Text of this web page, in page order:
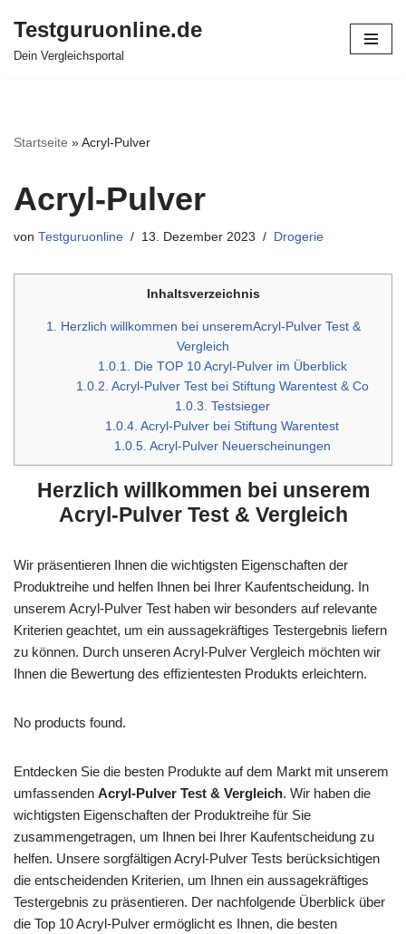
Zum
Testguruonline.de
Dein Vergleichsportal
Startseite »Acryl-Pulver
Acryl-Pulver
von Testguruonline 13. Dezember 2023 Drogerie
Inhaltsverzeichnis
1. Herzlich willkommen bei unseremAcryl-Pulver Test &
Vergleich
1.0.1. Die TOP 10 Acryl-Pulver im Überblick
1.0.2. Acryl-Pulver Test bei Stiftung Warentest & Co
1.0.3. Testsieger
1.0.4. Acryl-Pulver bei Stiftung Warentest
1.0.5. Acryl-Pulver Neuerscheinungen
Herzlich willkommen bei unserem
Acryl-Pulver Test & Vergleich
Wir präsentieren Ihnen die wichtigsten Eigenschaften der
Produktreihe und helfen Ihnen bei Ihrer Kaufentscheidung. In
unserem Acryl-Pulver Test haben wir besonders auf relevante
Kriterien geachtet, um ein aussagekräftiges Testergebnis liefern
zu können. Durch unseren Acryl-Pulver Vergleich möchten wir
Ihnen die Bewertung des effizientesten Produkts erleichtern.
No products found.
Entdecken Sie die besten Produkte auf dem Markt mit unserem
umfassenden Acryl-Pulver Test & Vergleich. Wir haben die
wichtigsten Eigenschaften der Produktreihe für Sie
zusammengetragen, um Ihnen bei Ihrer Kaufentscheidung zu
helfen. Unsere sorgfältigen Acryl-Pulver Tests berücksichtigen
die entscheidenden Kriterien, um Ihnen ein aussagekräftiges
Testergebnis zu präsentieren. Der nachfolgende Überblick über
die Top 10 Acryl-Pulver ermöglicht es Ihnen, die besten